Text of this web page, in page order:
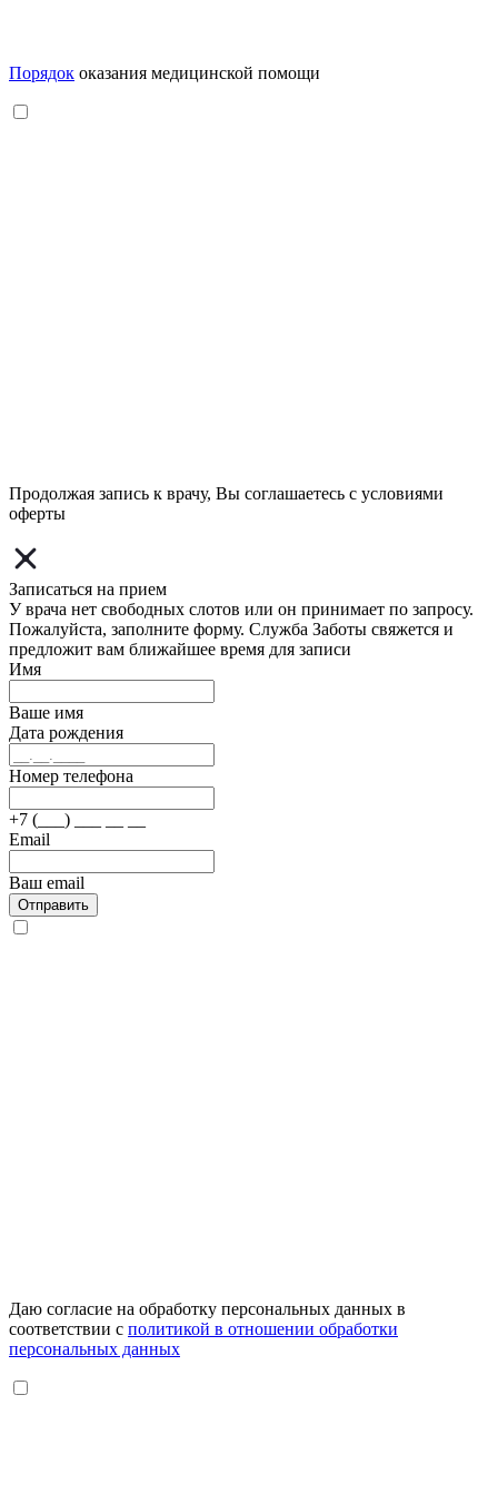
Порядок оказания медицинской помощи
Продолжая запись к врачу, Вы соглашаетесь с условиями
оферты
Записаться на прием
У врача нет свободных слотов или он принимает по запросу.
Пожалуйста, заполните форму. Служба Заботы свяжется и
предложит вам ближайшее время для записи
Имя
Ваше имя
Дата рождения
Номер телефона
+7 (___) ___ __ __
Email
Ваш email
Отправить
Даю согласие на обработку персональных данных в
соответствии с политикой в отношении обработки
персональных данных